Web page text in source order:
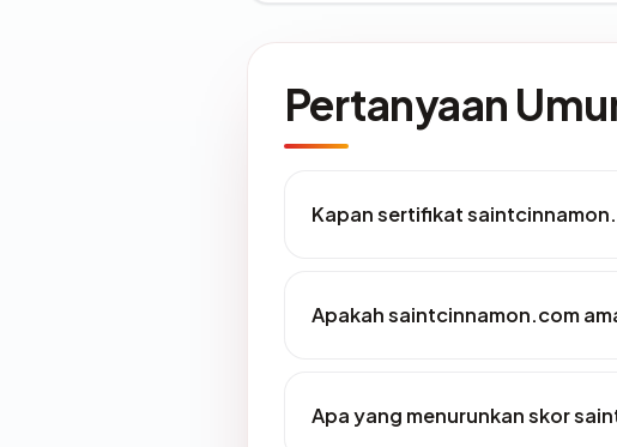
Pertanyaan
Kapan sertifikat
Apakah saintcinnamon.com
Apa yang menurunkan skor